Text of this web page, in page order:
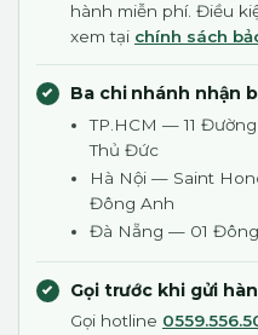
hành miễn phí. Điều
xem tại chính sách
Ba chi nhánh nhận
TP.HCM — 11 Đường
Thủ Đức
Hà Nội — Saint
Đông Anh
Đà Nẵng — 01 Đông
Gọi trước khi gửi
Gọi hotline